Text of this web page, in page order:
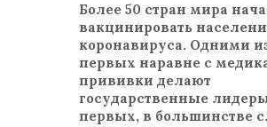
Более 50 стран мира
вакцинировать
коронавируса. Одними
первых наравне с
прививки делают
государственные
первых, в большинстве